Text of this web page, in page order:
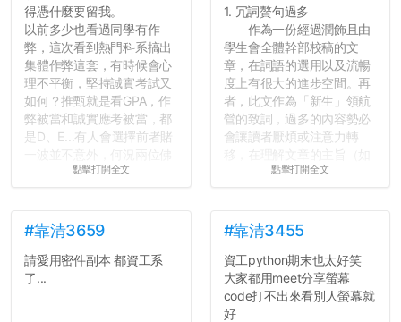
得憑什麼要留我。
以前多少也看過同學有作
弊，這次看到熱門科系搞出
集體作弊這套，有時候會心
理不平衡，堅持誠實考試又
如何？推甄就是看GPA，作
弊被當和誠實應考被當，都
是D、E...有人會選擇前者賭
心教授看起來要輕輕放下
長作弊的風氣。
反正老人我明天就要搬離新
竹，之後如何發展與我無
點擊打開全文
1. 冗詞贅句過多
作為一份經過潤飾且由
學生會全體幹部校稿的文
章，在詞語的選用以及流暢
度上有很大的進步空間。再
者，此文作為「新生」領航
營的致詞，過多的內容勢必
會讓讀者厭煩或注意力轉
果有的話）前就失去興趣。
的聲明一樣正式，但至少在
用字上多加留意。有些語句
用說的可能會引人發笑或多
聽幾句，但寫成文字時只會
讓人感到疲乏。
點擊打開全文
#靠清3659
請愛用密件副本 都資工系
了...
#靠清3455
資工python期末也太好笑
大家都用meet分享螢幕
code打不出來看別人螢幕就
好